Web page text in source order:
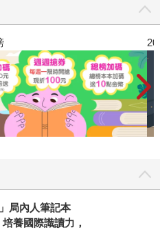
推薦
局內人筆記本
養國際識讀力，